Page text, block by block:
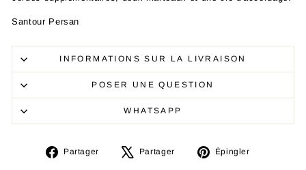
Santour Persan
INFORMATIONS SUR LA LIVRAISON
POSER UNE QUESTION
WHATSAPP
Partager
PartagerPartager
TweeterÉpingler